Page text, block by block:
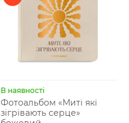
В наявності
Фотоальбом «Миті які
зігрівають серце»